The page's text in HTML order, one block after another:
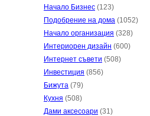
Начало Бизнес (123)
Подобрение на дома (1052)
Начало организация (328)
Интериорен дизайн (600)
Интернет съвети (508)
Инвестиция (856)
Бижута (79)
Кухня (508)
Дами аксесоари (31)